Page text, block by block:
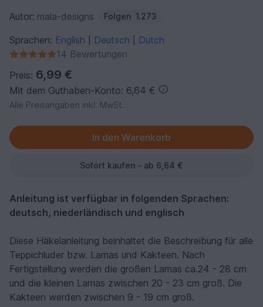
Autor: mala-designs Folgen 1.273
Sprachen: English Deutsch
Dutch
14 Bewertungen
Preis: 6,99 €
Mit dem Guthaben-Konto: 6,64 €
Alle Preisangaben inkl. MwSt.
Sofort kaufen - ab 6,64 €
Anleitung ist verfügbar in folgenden Sprachen:
deutsch, niederländisch und englisch
Diese Häkelanleitung beinhaltet die Beschreibung für alle
Teppichluder bzw. Lamas und Kakteen. Nach
Fertigstellung werden die großen Lamas ca.24 - 28 cm
und die kleinen Lamas zwischen 20 - 23 cm groß. Die
Kakteen werden zwischen 9 - 19 cm groß.